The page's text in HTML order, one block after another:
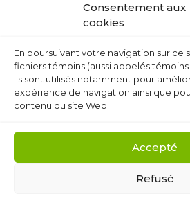
Consentement aux
cookies
En poursuivant votre navigation sur ce
fichiers témoins (aussi appelés témoins
Ils sont utilisés notamment pour
expérience de navigation ainsi que
contenu du site Web.
Accepté
Refusé